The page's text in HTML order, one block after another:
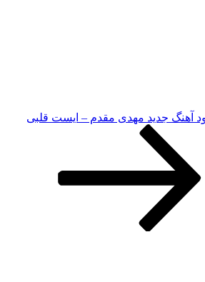
آهنگ جدید مهدی مقدم – ایست قلبی